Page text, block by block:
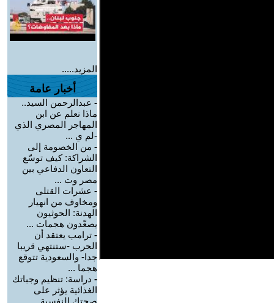
المزيد.....
أخبار عامة
- عبدالرحمن السيد..
ماذا نعلم عن ابن
المهاجر المصري الذي
-لم ي ...
- من الخصومة إلى
الشراكة: كيف توسّع
التعاون الدفاعي بين
مصر وت ...
- عشرات القتلى
ومخاوف من انهيار
الهدنة: الحوثيون
يصعّدون هجمات ...
- ترامب يعتقد أن
الحرب -ستنتهي قريبا
جدا- والسعودية تتوقع
هجما ...
- دراسة: تنظيم وجباتك
الغذائية يؤثر على
صحتك النفسية